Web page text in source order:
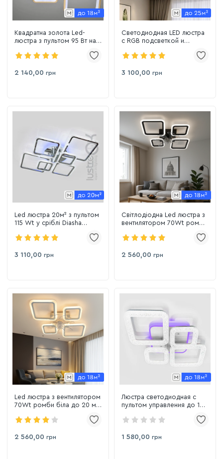
Квадратна золота Led-
люстра з пультом 95 Вт на 5
(8060/2+3G LED 3color)
2 140,00 грн
Светодиодная LED люстра
с RGB подсветкой и
1140/6 HR
3 100,00 грн
Led люстра 20м² з пультом
115 Wt у сріблі Diasha
3 110,00 грн
Світлодіодна Led люстра з
вентилятором 70Wt ромби
2 560,00 грн
Led люстра з вентилятором
70Wt ромби біла до 20 м²
2 560,00 грн
Люстра светодиодная с
пультом управления до 18
1 580,00 грн